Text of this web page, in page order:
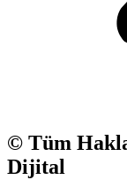
© Tüm
Dijital